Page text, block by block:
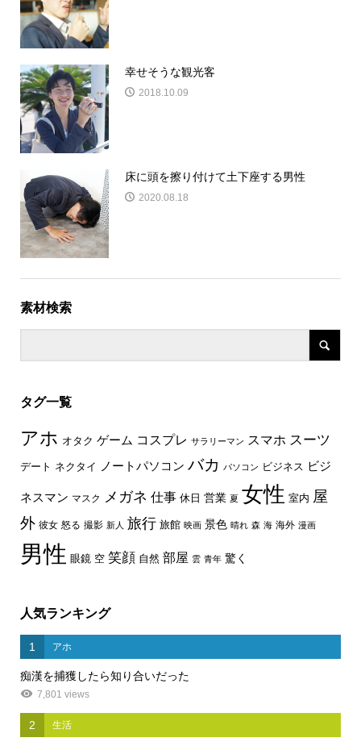
幸せそうな観光客
2018.10.09
床に頭を擦り付けて土下座する男性
2020.08.18
素材検索
タグ一覧
アホ オタク ゲーム コスプレ サラリーマン スマホ スーツ
デート ネクタイ ノートパソコン バカ パソコン ビジネス ビジ
ネスマン マスク メガネ 仕事 休日 営業 夏 女性 室内 屋
外 彼女 怒る 撮影 新人 旅行 旅館 映画 景色 晴れ 森 海 海外 漫画
男性 眼鏡 空 笑顔 自然 部屋 雲 青年 驚く
人気ランキング
1 アホ
痴漢を捕獲したら知り合いだった
7,801 views
2 生活